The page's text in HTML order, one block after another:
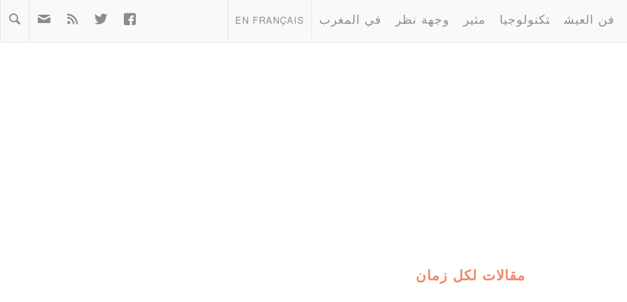
فن العيش تكنولوجيا مثير وجهة نظر في المغرب EN FRANÇAIS
  
مقالات لكل زمان